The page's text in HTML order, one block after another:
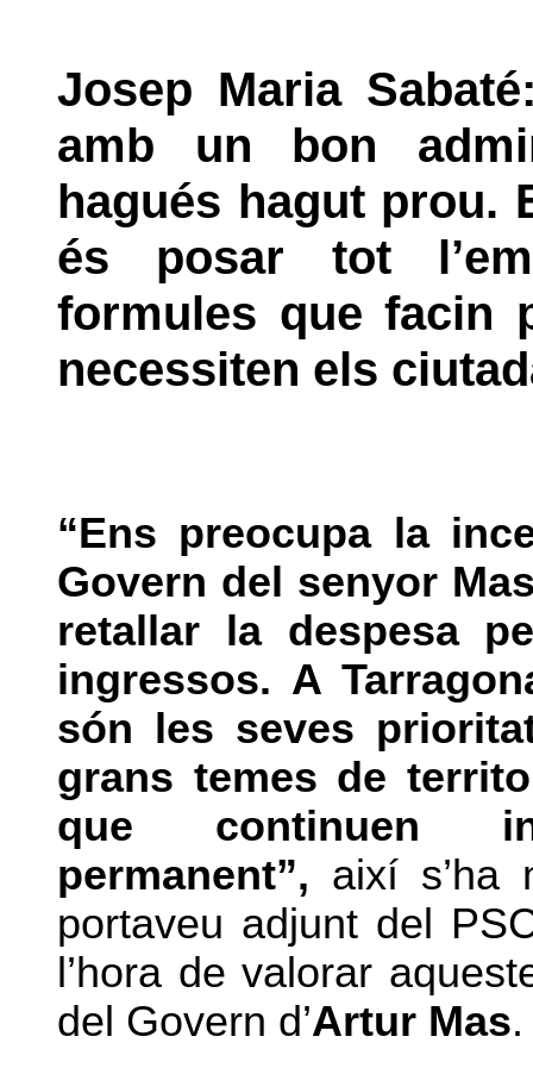
Josep Maria
amb un bon
hagués hagut prou.
és posar tot
formules que facin
necessiten els
“Ens preocupa la
Govern del senyor
retallar la despesa
ingressos. A
són les seves
grans temes de
que continuen
permanent”, així s’ha
portaveu adjunt del
l’hora de valorar
del Govern d’Artur Mas.